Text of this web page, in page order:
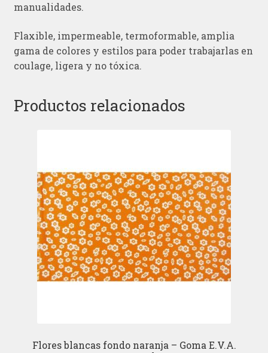
manualidades.
Flaxible, impermeable, termoformable, amplia
gama de colores y estilos para poder trabajarlas en
coulage, ligera y no tóxica.
Productos relacionados
Flores blancas fondo naranja – Goma E.V.A.